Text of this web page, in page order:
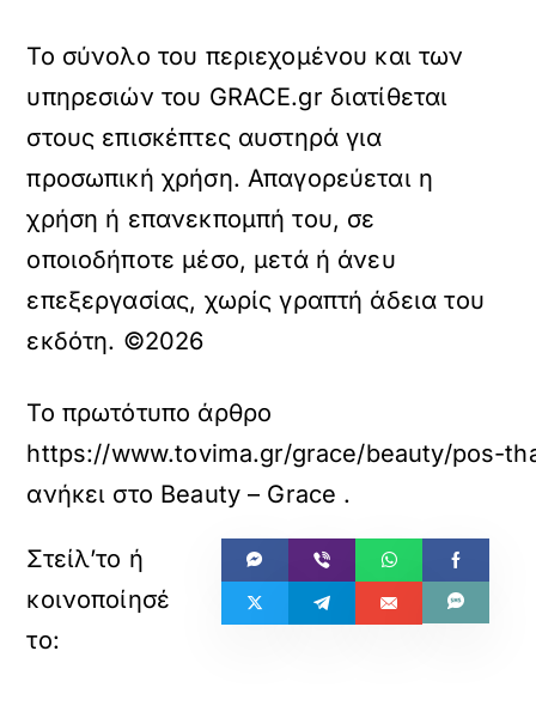
Το σύνολο του περιεχομένου και των
υπηρεσιών του GRACE.gr διατίθεται
στους επισκέπτες αυστηρά για
προσωπική χρήση. Απαγορεύεται η
χρήση ή επανεκπομπή του, σε
οποιοδήποτε μέσο, μετά ή άνευ
επεξεργασίας, χωρίς γραπτή άδεια του
εκδότη. ©2026
Το πρωτότυπο άρθρο
https://www.tovima.gr/grace/beauty/pos-
ανήκει στο Beauty – Grace .